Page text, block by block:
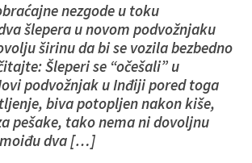
nezgode u toku
šlepera u novom podvožnjaku
širinu da bi se vozila bezbedno
Šleperi se “očešali” u
podvožnjak u Inđiji pored toga
biva potopljen nakon kiše,
pešake, tako nema ni dovoljnu
dva […]